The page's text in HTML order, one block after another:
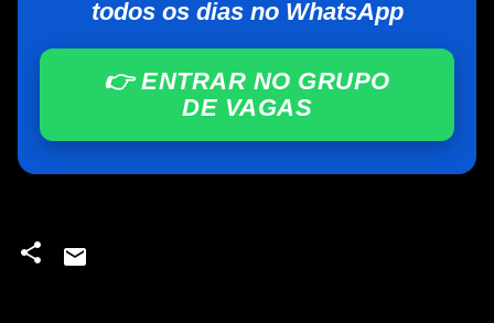
todos os dias no WhatsApp
👉 ENTRAR NO GRUPO
DE VAGAS